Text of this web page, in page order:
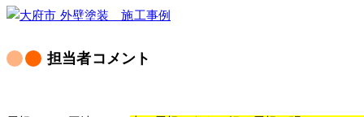
担当者コメント